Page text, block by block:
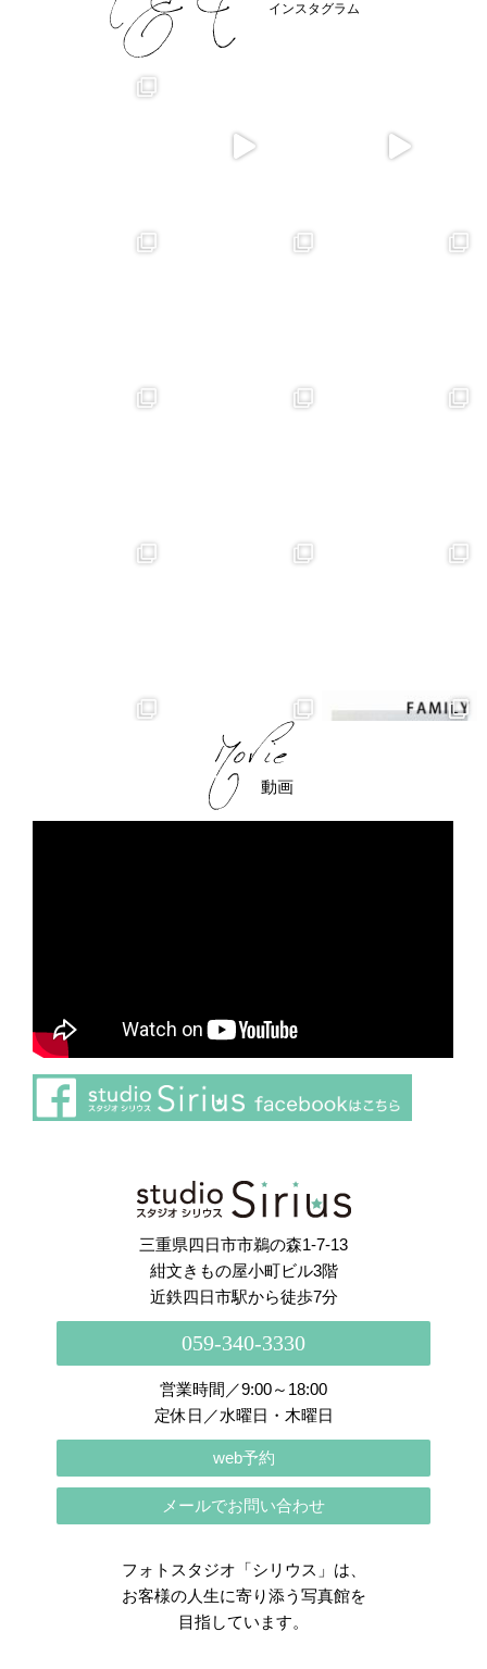
インスタグラム
Instagram でフォロー
動画
三重県四日市市鵜の森1-7-13
紺文きもの屋小町ビル3階
近鉄四日市駅から徒歩7分
059-340-3330
営業時間／9:00～18:00
定休日／水曜日・木曜日
web予約
メールでお問い合わせ
フォトスタジオ「シリウス」は、
お客様の人生に寄り添う写真館を
目指しています。